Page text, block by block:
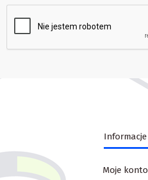
Informacje
Moje konto